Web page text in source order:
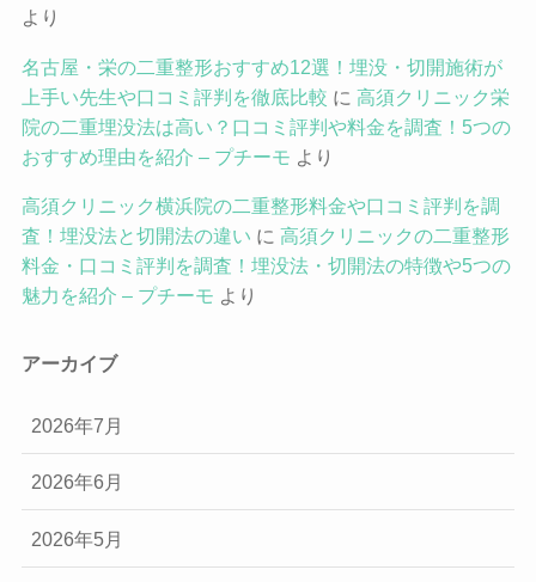
より
名古屋・栄の二重整形おすすめ12選！埋没・切開施術が
上手い先生や口コミ評判を徹底比較 に 高須クリニック栄
院の二重埋没法は高い？口コミ評判や料金を調査！5つの
おすすめ理由を紹介 – プチーモ より
高須クリニック横浜院の二重整形料金や口コミ評判を調
査！埋没法と切開法の違い に 高須クリニックの二重整形
料金・口コミ評判を調査！埋没法・切開法の特徴や5つの
魅力を紹介 – プチーモ より
アーカイブ
2026年7月
2026年6月
2026年5月